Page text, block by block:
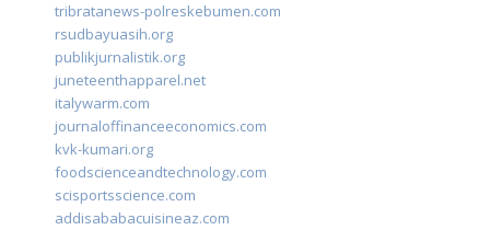
tribratanews-polreskebumen.com
rsudbayuasih.org
publikjurnalistik.org
juneteenthapparel.net
italywarm.com
journaloffinanceeconomics.com
kvk-kumari.org
foodscienceandtechnology.com
scisportsscience.com
addisababacuisineaz.com